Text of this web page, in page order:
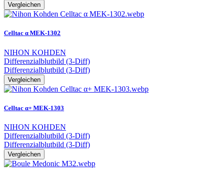
Vergleichen
Celltac α MEK-1302
NIHON KOHDEN
Differenzialblutbild (3-Diff)
Differenzialblutbild (3-Diff)
Vergleichen
Celltac α+ MEK-1303
NIHON KOHDEN
Differenzialblutbild (3-Diff)
Differenzialblutbild (3-Diff)
Vergleichen